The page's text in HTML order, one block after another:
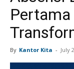
By Kantor Kita - July